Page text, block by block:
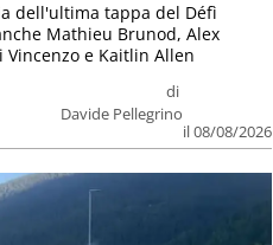
di
Davide Pellegrino
il 08/08/2026
dell'ultima tappa del Défì
Mathieu Brunod, Alex
e Kaitlin Allen